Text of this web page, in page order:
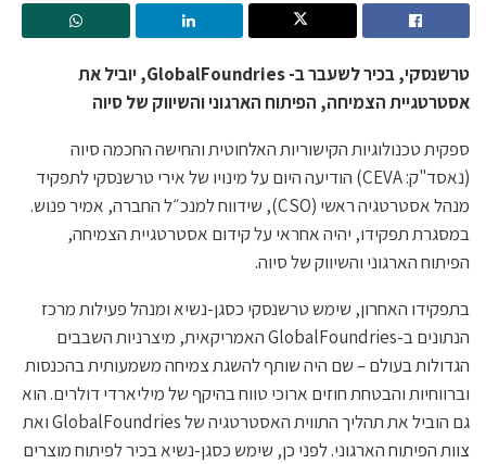
טרשנסקי, בכיר לשעבר ב- GlobalFoundries, יוביל את
אסטרטגיית הצמיחה, הפיתוח הארגוני והשיווק של סיוה
ספקית טכנולוגיות הקישוריות האלחוטית והחישה החכמה סיוה
(נאסד"ק: CEVA) הודיעה היום על מינויו של אירי טרשנסקי לתפקיד
מנהל אסטרטגיה ראשי (CSO), שידווח למנכ״ל החברה, אמיר פנוש.
במסגרת תפקידו, יהיה אחראי על קידום אסטרטגיית הצמיחה,
הפיתוח הארגוני והשיווק של סיוה.
בתפקידו האחרון, שימש טרשנסקי כסגן-נשיא ומנהל פעילות מרכז
הנתונים ב-GlobalFoundries האמריקאית, מיצרניות השבבים
הגדולות בעולם – שם היה שותף להשגת צמיחה משמעותית בהכנסות
וברווחיות והבטחת חוזים ארוכי טווח בהיקף של מיליארדי דולרים. הוא
גם הוביל את תהליך התווית האסטרטגיה של GlobalFoundries ואת
צוות הפיתוח הארגוני. לפני כן, שימש כסגן-נשיא בכיר לפיתוח מוצרים